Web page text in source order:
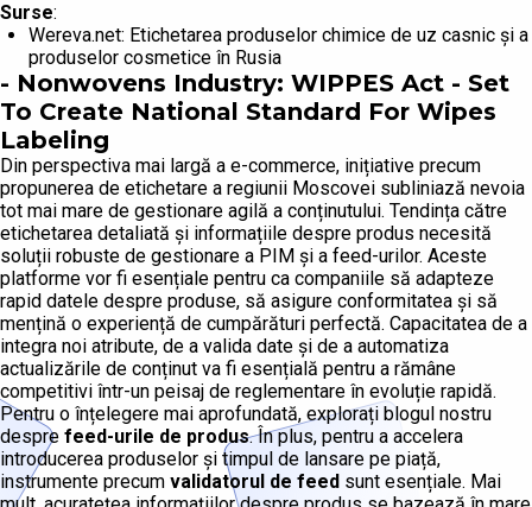
Surse:
Wereva.net: Etichetarea produselor chimice de uz casnic și a
produselor cosmetice în Rusia
- Nonwovens Industry: WIPPES Act - Set
To Create National Standard For Wipes
Labeling
Din perspectiva mai largă a e-commerce, inițiative precum
propunerea de etichetare a regiunii Moscovei subliniază nevoia
tot mai mare de gestionare agilă a conținutului. Tendința către
etichetarea detaliată și informațiile despre produs necesită
soluții robuste de gestionare a PIM și a feed-urilor. Aceste
platforme vor fi esențiale pentru ca companiile să adapteze
rapid datele despre produse, să asigure conformitatea și să
mențină o experiență de cumpărături perfectă. Capacitatea de a
integra noi atribute, de a valida date și de a automatiza
actualizările de conținut va fi esențială pentru a rămâne
competitivi într-un peisaj de reglementare în evoluție rapidă.
Pentru o înțelegere mai aprofundată, explorați blogul nostru
despre feed-urile de produs. În plus, pentru a accelera
introducerea produselor și timpul de lansare pe piață,
instrumente precum validatorul de feed sunt esențiale. Mai